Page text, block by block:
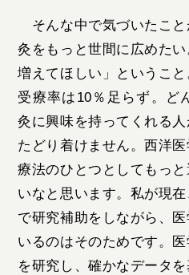
そんな中で気づいたこ
灸をもっと世間に広めた
増えてほしい」というこ
受療率は10％足らず。ど
灸に興味を持ってくれる
たどり着けません。西洋
療法のひとつとしてもっ
いなと思います。私が現
で研究補助をしながら、
いるのはそのためです。
を研究し、確かなデータ